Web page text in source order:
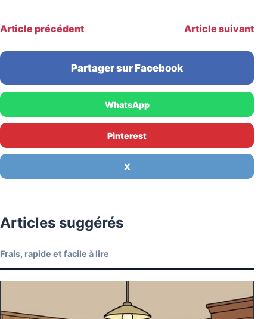
Article précédent Article suivant
Partager sur Facebook
WhatsApp
Pinterest
X
Articles suggérés
Frais, rapide et facile à lire